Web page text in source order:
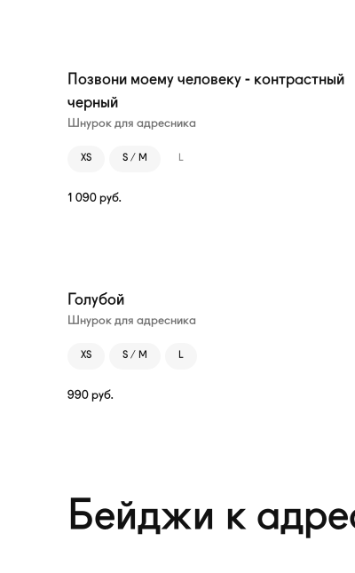
Позвони моему человеку - контрастный
черный
Шнурок для адресника
XS S / M L
1 090 руб.
Голубой
Шнурок для адресника
XS S / M L
990 руб.
Бейджи к